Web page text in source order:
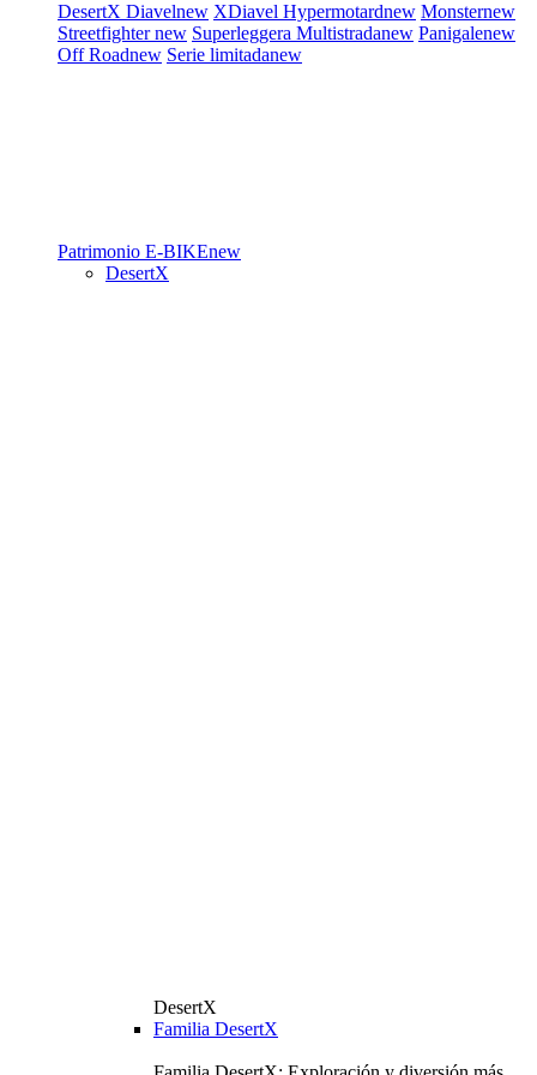
DesertX Diavelnew XDiavel Hypermotardnew Monsternew
Streetfighternew Superleggera Multistradanew Panigalenew
Off Roadnew Serie limitadanew
Patrimonio E-BIKEnew
DesertX
DesertX
Familia DesertX